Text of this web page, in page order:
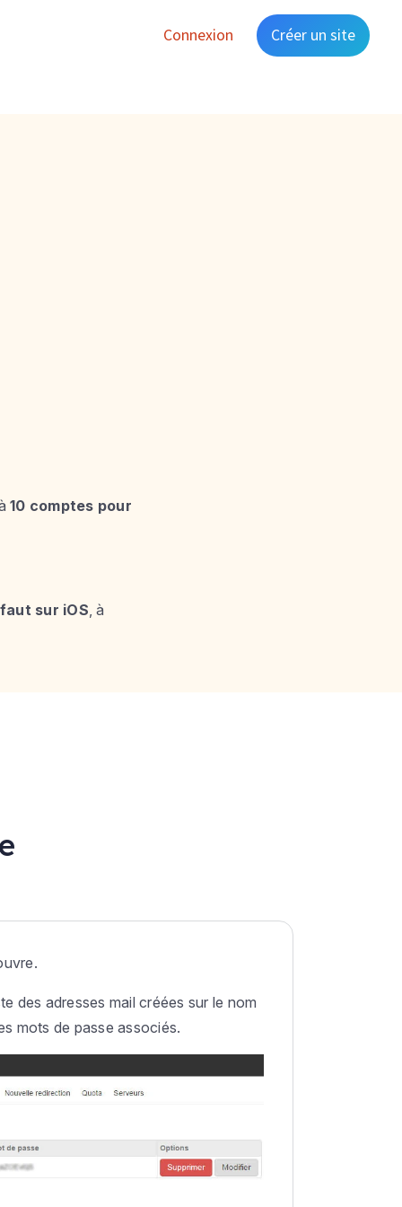
Connexion Créer un site
10 comptes pour
sur iOS, à
des adresses mail créées sur le nom
mots de passe associés.